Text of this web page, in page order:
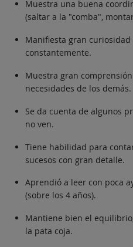
Muestra una buena
(saltar a la "comba",
Manifiesta gran
constantemente.
Muestra gran
necesidades de los demás.
Se da cuenta de algunos
no ven.
Tiene habilidad para
sucesos con gran detalle.
Aprendió a leer con poca
(sobre los 4 años).
Mantiene bien el
la pata coja.